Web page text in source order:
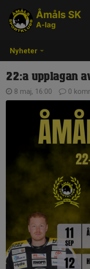
Nyheter
Åmåls SK
A-lag
22:a upplagan
8 maj, 16:00 0